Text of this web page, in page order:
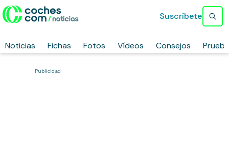
Noticias Fichas Fotos Vídeos Consejos
Suscríbete
Publicidad